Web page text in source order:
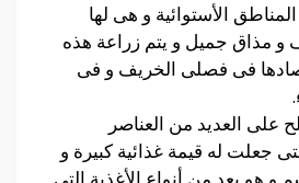
الأستوائية و هى لها
مذاق جميل و يتم زراعة هذه
فى فصلى الخريف و فى
على العديد من العناصر
جعلت له قيمة غذائية كبيرة و